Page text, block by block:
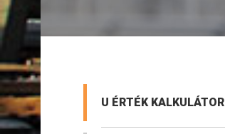
U ÉRTÉK KALKULÁTOR